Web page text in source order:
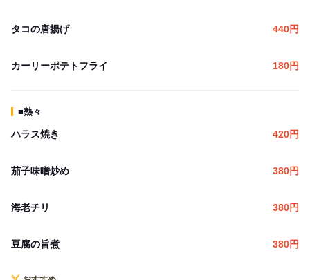
タコの唐揚げ 440円
カーリーポテトフライ 180円
■熱々
ハラス焼き 420円
茄子味噌炒め 380円
海老チリ 380円
豆腐の旨煮 380円